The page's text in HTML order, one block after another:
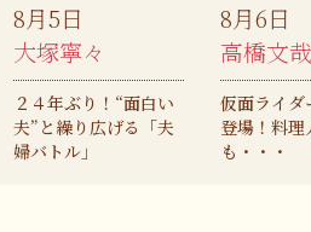
8月5日
大塚寧々
２４年ぶり！“面白い
夫”と繰り広げる「夫
婦バトル」
8月6日
高橋文哉
仮面ライダ
登場！料理
も・・・